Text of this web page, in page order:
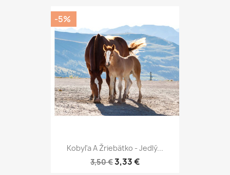
Kobyľa A Žriebätko - Jedlý...
3,50 €3,33 €
-5%